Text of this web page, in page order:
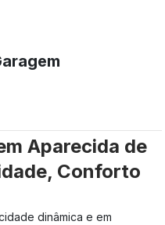
Aparecida de
Conforto
dinâmica e em